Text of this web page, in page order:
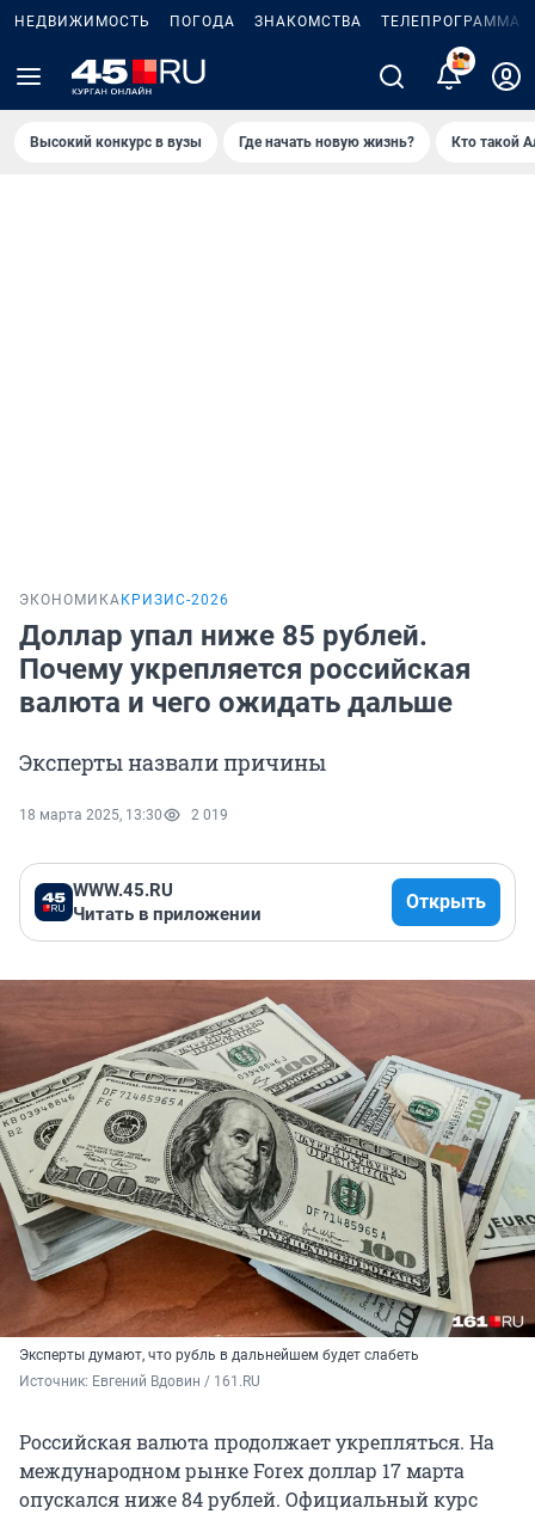
НЕДВИЖИМОСТЬ ПОГОДА ЗНАКОМСТВА ТЕЛЕПРОГРАММА
2
Высокий конкурс в вузы Где начать новую жизнь? Кто такой
ЭКОНОМИКА КРИЗИС-2026
Доллар упал ниже 85 рублей.
Почему укрепляется российская
валюта и чего ожидать дальше
Эксперты назвали причины
18 марта 2025, 13:30 2 019
WWW.45.RU
Читать в приложении
Открыть
Эксперты думают, что рубль в дальнейшем будет слабеть
Источник: Евгений Вдовин / 161.RU
Российская валюта продолжает укрепляться. На
международном рынке Forex доллар 17 марта
опускался ниже 84 рублей. Официальный курс